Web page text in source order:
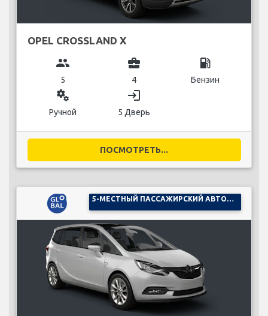
OPEL CROSSLAND X
group
5
business_center
4
local_gas_station
Бензин
miscellaneous_services
Ручной
login
5 Дверь
ПОСМОТРЕТЬ...